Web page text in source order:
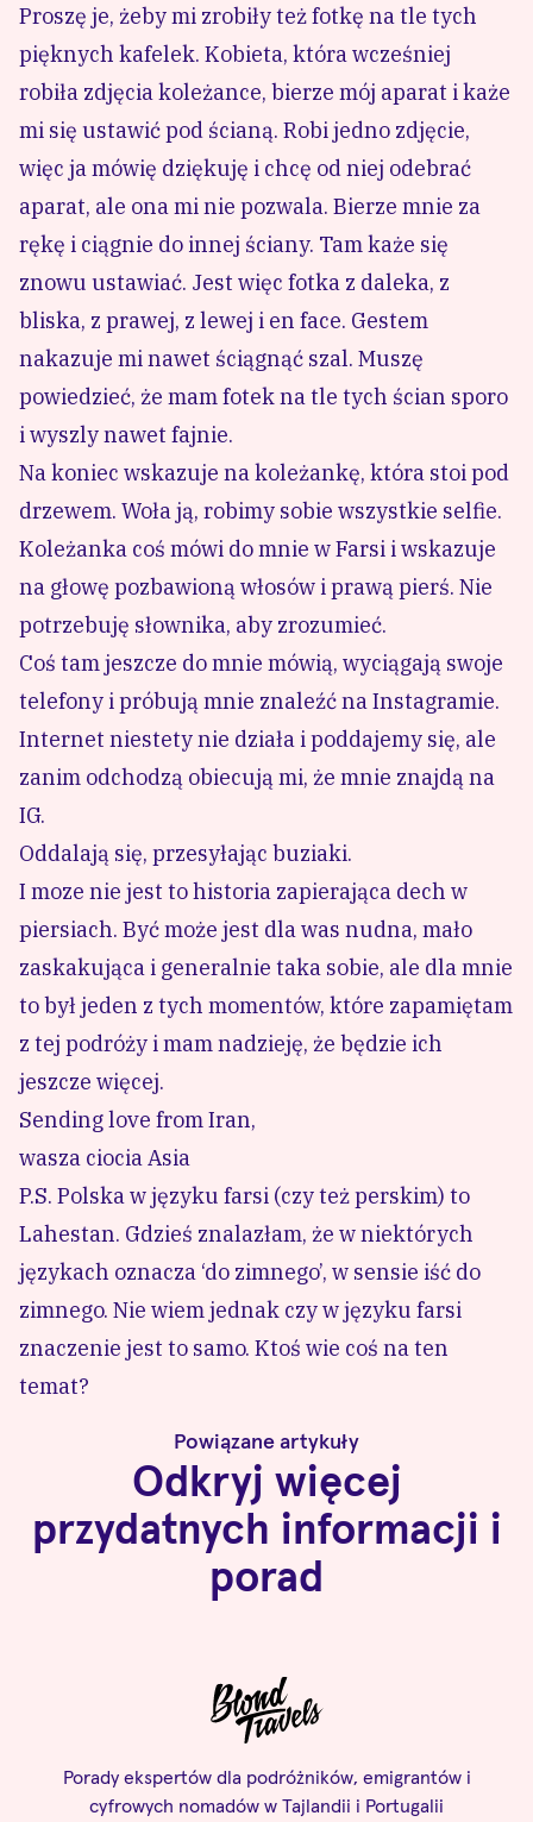
Proszę je, żeby mi zrobiły też fotkę na tle tych
pięknych kafelek. Kobieta, która wcześniej
robiła zdjęcia koleżance, bierze mój aparat i każe
mi się ustawić pod ścianą. Robi jedno zdjęcie,
więc ja mówię dziękuję i chcę od niej odebrać
aparat, ale ona mi nie pozwala. Bierze mnie za
rękę i ciągnie do innej ściany. Tam każe się
znowu ustawiać. Jest więc fotka z daleka, z
bliska, z prawej, z lewej i en face. Gestem
nakazuje mi nawet ściągnąć szal. Muszę
powiedzieć, że mam fotek na tle tych ścian sporo
i wyszly nawet fajnie.
Na koniec wskazuje na koleżankę, która stoi pod
drzewem. Woła ją, robimy sobie wszystkie selfie.
Koleżanka coś mówi do mnie w Farsi i wskazuje
na głowę pozbawioną włosów i prawą pierś. Nie
potrzebuję słownika, aby zrozumieć.
Coś tam jeszcze do mnie mówią, wyciągają swoje
telefony i próbują mnie znaleźć na Instagramie.
Internet niestety nie działa i poddajemy się, ale
zanim odchodzą obiecują mi, że mnie znajdą na
IG.
Oddalają się, przesyłając buziaki.
I moze nie jest to historia zapierająca dech w
piersiach. Być może jest dla was nudna, mało
zaskakująca i generalnie taka sobie, ale dla mnie
to był jeden z tych momentów, które zapamiętam
z tej podróży i mam nadzieję, że będzie ich
jeszcze więcej.
Sending love from Iran,
wasza ciocia Asia
P.S. Polska w języku farsi (czy też perskim) to
Lahestan. Gdzieś znalazłam, że w niektórych
językach oznacza ‘do zimnego’, w sensie iść do
zimnego. Nie wiem jednak czy w języku farsi
znaczenie jest to samo. Ktoś wie coś na ten
temat?
Powiązane artykuły
Odkryj więcej
przydatnych informacji i
porad
Porady ekspertów dla podróżników, emigrantów i
cyfrowych nomadów w Tajlandii i Portugalii